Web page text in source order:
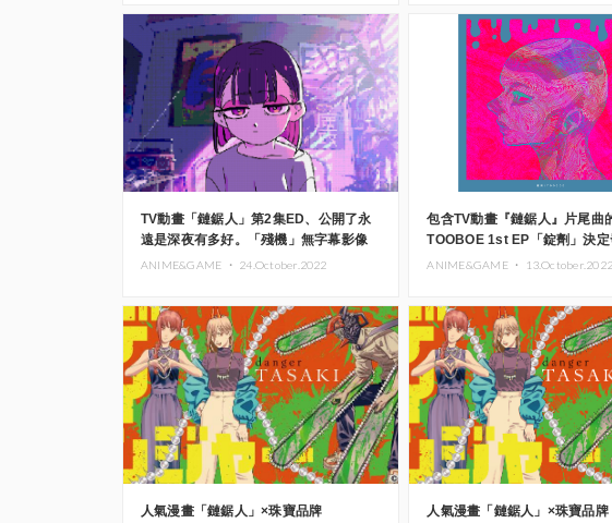
TV動畫「鏈鋸人」第2集ED、公開了永
遠是深夜有多好。「殘機」無字幕影像
ANIME&GAME ・ 24.October.2022
包含TV動畫『鏈鋸人』片尾曲
TOOBOE 1st EP「錠劑」決
常盤封面為本人創作
ANIME&GAME ・ 13.October.2022
人氣漫畫「鏈鋸人」×珠寶品牌
人氣漫畫「鏈鋸人」×珠寶品牌